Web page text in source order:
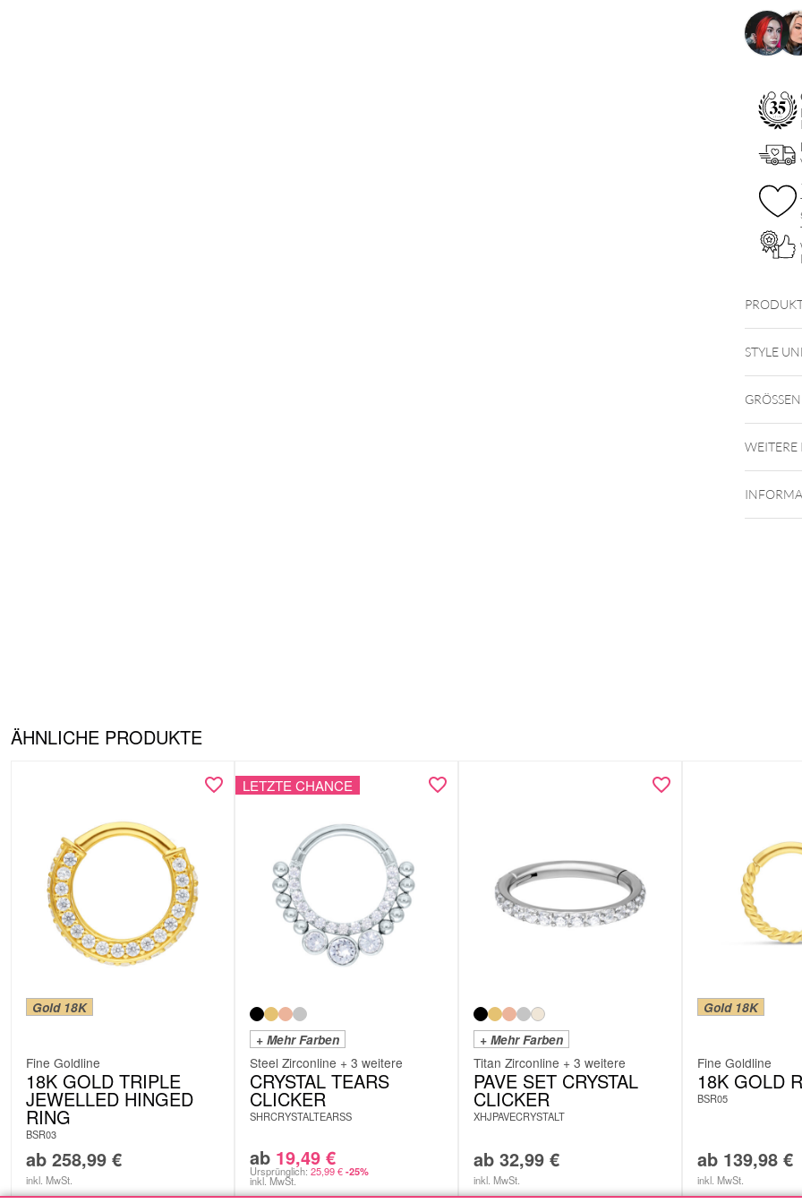
STYLE
ÄHNLICHE PRODUKTE
Gold 18K
Fine Goldline
18K GOLD TRIPLE
JEWELLED HINGED
RING
BSR03
ab 258,99 €
inkl. MwSt.
LETZTE CHANCE
+ Mehr Farben
Steel Zirconline + 3 weitere
CRYSTAL TEARS
CLICKER
SHRCRYSTALTEARSS
ab 19,49 €
Ursprünglich: 25,99€ -25%
inkl. MwSt.
+ Mehr Farben
Titan Zirconline + 3 weitere
PAVE SET CRYSTAL
CLICKER
XHJPAVECRYSTALT
ab 32,99 €
inkl. MwSt.
Gold 18K
Fine Goldline
18K GOLD
BSR05
ab 139,98 €
inkl. MwSt.